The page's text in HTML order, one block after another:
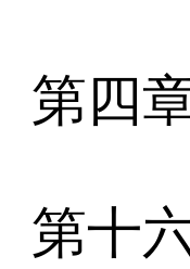
第四
第十